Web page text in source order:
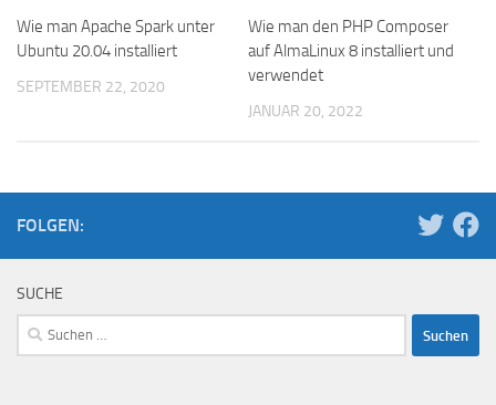
Wie man Apache Spark unter
Ubuntu 20.04 installiert
SEPTEMBER 22, 2020
Wie man den PHP Composer
auf AlmaLinux 8 installiert und
verwendet
JANUAR 20, 2022
FOLGEN:
SUCHE
Suchen
nach: